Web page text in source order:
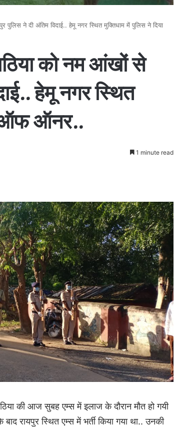
पुलिस ने दी अंतिम विदाई.. हेमू नगर स्थित मुक्तिधाम में पुलिस ने दिया
को नम आंखों से
हेमू नगर स्थित
ऑफ ऑनर..
1 minute read
की आज सुबह एम्स में इलाज के दौरान मौत हो गयी
रायपुर स्थित एम्स में भर्ती किया गया था.. उनकी